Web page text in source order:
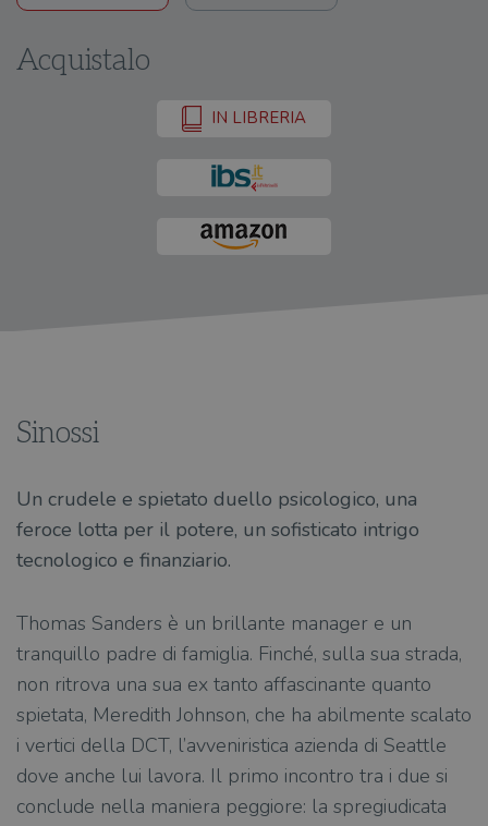
Acquistalo
IN LIBRERIA
Sinossi
Un crudele e spietato duello psicologico, una
feroce lotta per il potere, un sofisticato intrigo
tecnologico e finanziario.
Thomas Sanders è un brillante manager e un
tranquillo padre di famiglia. Finché, sulla sua strada,
non ritrova una sua ex tanto affascinante quanto
spietata, Meredith Johnson, che ha abilmente scalato
i vertici della DCT, l’avveniristica azienda di Seattle
dove anche lui lavora. Il primo incontro tra i due si
conclude nella maniera peggiore: la spregiudicata